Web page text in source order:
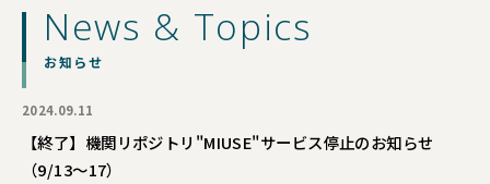
News & Topics
お知らせ
2024.09.11
【終了】機関リポジトリ"MIUSE"サービス停止のお知らせ
（9/13～17）